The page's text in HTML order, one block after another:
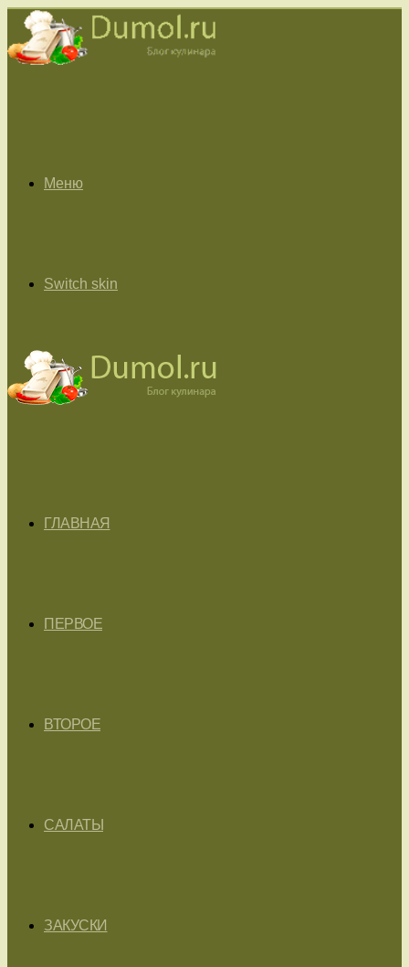
Меню
Switch skin
ГЛАВНАЯ
ПЕРВОЕ
ВТОРОЕ
САЛАТЫ
ЗАКУСКИ